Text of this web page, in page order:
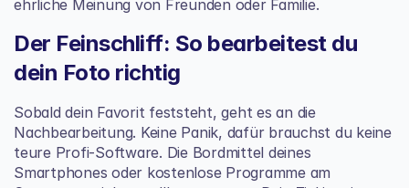
ehrliche Meinung von Freunden oder Familie.
Der Feinschliff: So bearbeitest du
dein Foto richtig
Sobald dein Favorit feststeht, geht es an die
Nachbearbeitung. Keine Panik, dafür brauchst du keine
teure Profi-Software. Die Bordmittel deines
Smartphones oder kostenlose Programme am